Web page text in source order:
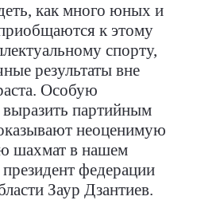
как много юных и
к этому
спорту,
результаты вне
Особую
выразить партийным
неоценимую
шахмат в нашем
федерации
Заур Дзантиев.